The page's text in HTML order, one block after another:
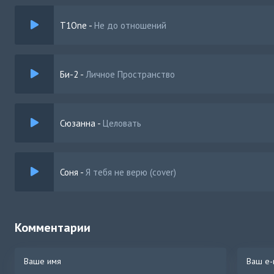
T1One - Не до отношений
Би-2 - Личное Пространство
Сюзанна - Целовать
Соня - Я тебя не верю (cover)
Комментарии